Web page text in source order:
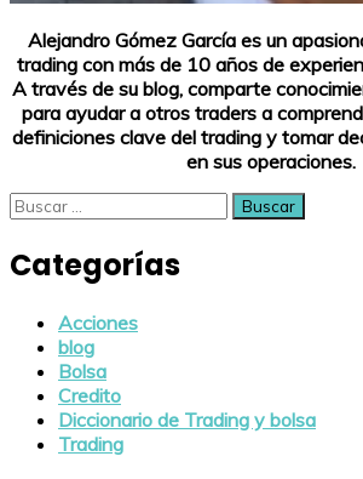
Alejandro Gómez García es un
trading con más de 10 años de
A través de su blog, comparte
para ayudar a otros traders a
definiciones clave del trading y tomar
en sus operaciones.
Buscar:
Categorías
Acciones
blog
Bolsa
Credito
Diccionario de Trading y bolsa
Trading